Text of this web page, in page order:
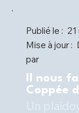
Publié le :
Mise à jour :
par
Il nous
Coppée